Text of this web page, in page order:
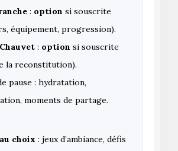
: option si souscrite
équipement, progression).
: option si souscrite
la reconstitution).
pause : hydratation,
moments de partage.
choix : jeux d’ambiance, défis